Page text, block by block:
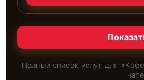
Полный список услуг для «
чате